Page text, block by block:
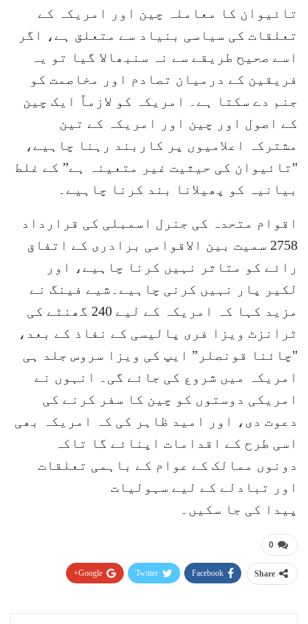
تائیوان کا معاملہ چین اور امریکہ کے
تعلقات کی سیاسی بنیاد سے متعلق ہے، اگر
اسے صحیح طریقے سے نہ سنبھالا گیا تو یہ
فریقین کے درمیان تصادم اور مخاصمت کو
جنم دے سکتا ہے۔ امریکہ کو لازماً ایک چین
کے اصول اور چین اور امریکہ کے تین
مشترکہ اعلامیوں پر کاربند رہنا چاہیے،
"تائیوان کی حیثیت غیر متعینہ ہے” کے غلط
بیانیہ کو پھیلانا بند کرنا چاہیے۔
اقوام متحدہ کی جنرل اسمبلی کی قرارداد
2758 سمیت بین الاقوامی برادری کے اتفاق
رائے کو متاثر نہیں کرنا چاہیے، اور
لکیر پار نہیں کرنی چاہیے۔شیے فینگ نے
مزید کہا کہ امریکہ کے لیے 240 گھنٹے کی
ٹرانزٹ ویزا فری پالیسی کے نفاذ کے بعد،
"چائنا قونصلر” ایپ کی ویزا سروس جلد ہی
امریکہ میں شروع کی جائے گی۔ انہوں نے
امریکی دوستوں کو چین کا سفر کرنے کی
دعوت دی، اور امید ظاہر کی کہ امریکہ بھی
اسی طرح کے اقدامات اپنائے گا تاکہ
دونوں ممالک کے عوام کے باہمی تعلقات
اور تبادلے کے لیے سہولیات
پیدا کی جا سکیں۔
0
Share
Facebook
Twitter
Google+